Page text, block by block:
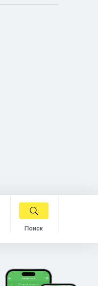
Поиск